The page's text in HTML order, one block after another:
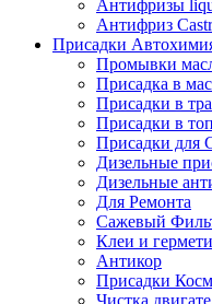
Антифризы
Антифриз
Присадки
Промывки
Присадка в
Присадки в
Присадки в
Присадки для
Дизельные
Дизельные
Для Ремонта
Сажевый
Клеи и
Антикор
Присадки
Чистка